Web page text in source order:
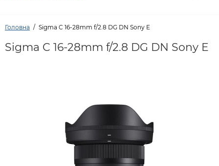
Головна Sigma C 16-28mm f/2.8 DG DN Sony E
Sigma C 16-28mm f/2.8 DG DN Sony E